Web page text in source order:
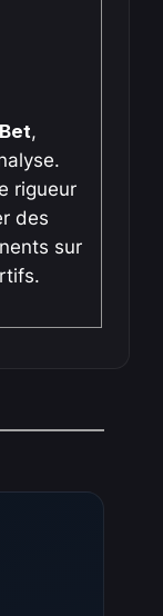
,
rigueur
des
sur